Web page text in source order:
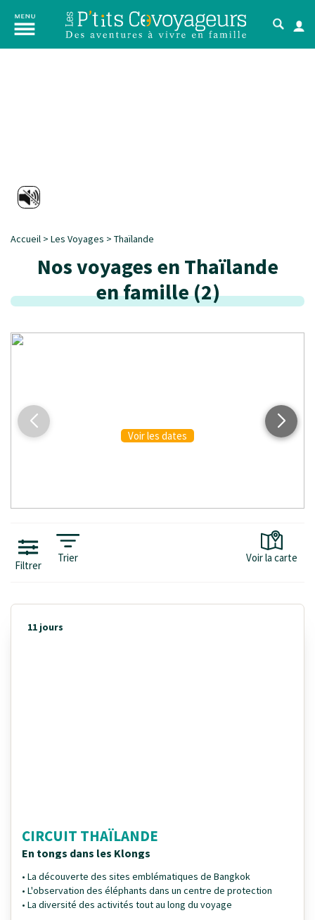
Accueil > Les Voyages > Thaïlande
Nos voyages en Thaïlande
en famille(2)
INITIÉS & CONFIRMÉS
Voir les dates
Voir la carte
Filtrer
Trier
11 jours
CIRCUIT THAÏLANDE
En tongs dans les Klongs
• La découverte des sites emblématiques de Bangkok
• L'observation des éléphants dans un centre de protection
• La diversité des activités tout au long du voyage